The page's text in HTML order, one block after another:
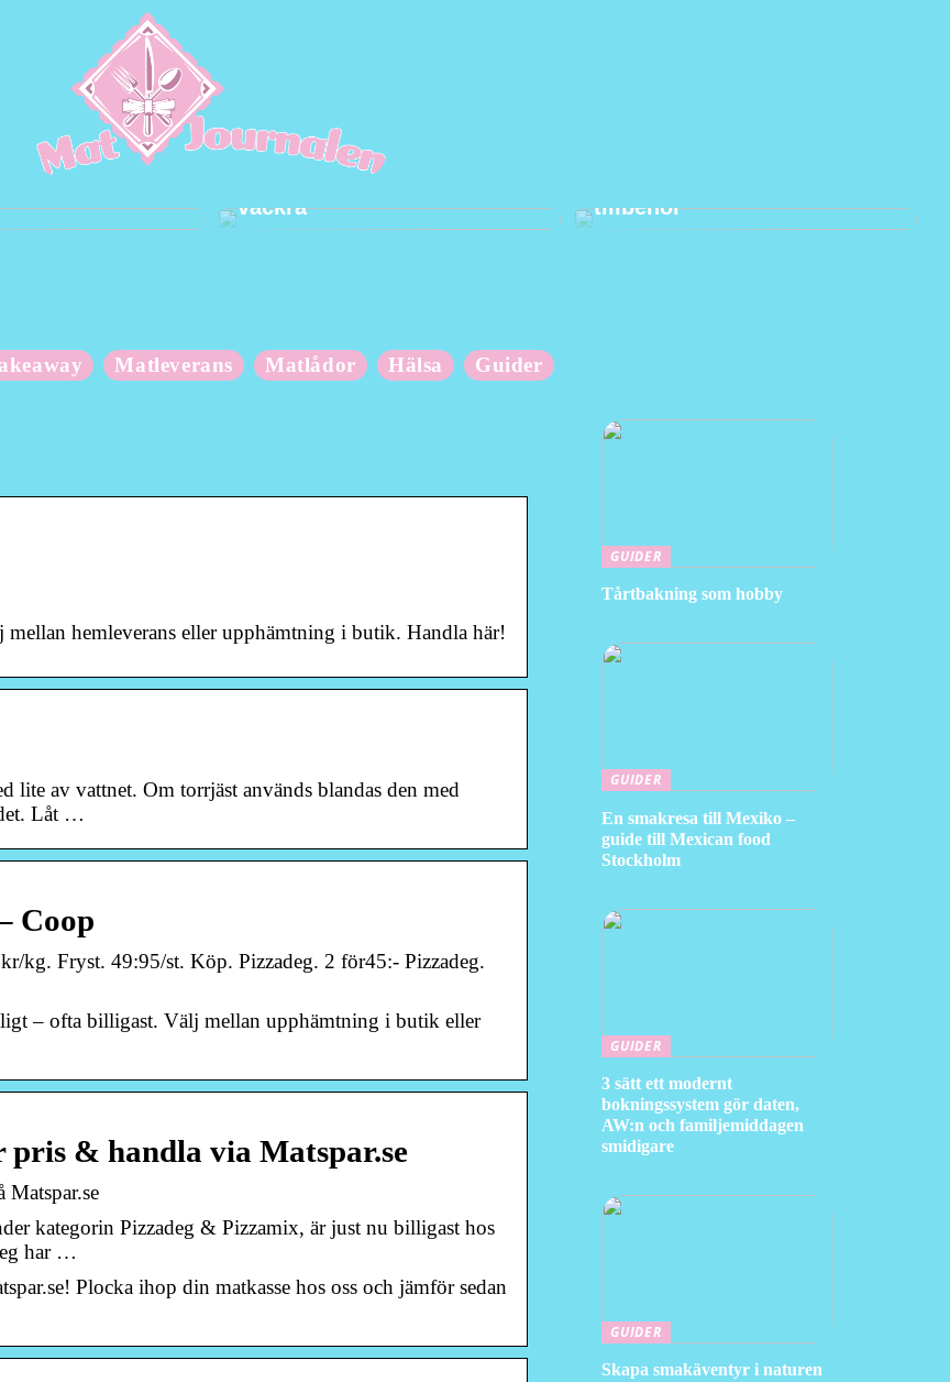
vackra
tillbehör
Matleverans Matlådor Hälsa Guider
hemleverans eller upphämtning i butik. Handla här!
lite av vattnet. Om torrjäst används blandas den med
Låt …
Coop
kg. Fryst. 49:95/st. Köp. Pizzadeg. 2 för45:- Pizzadeg.
– ofta billigast. Välj mellan upphämtning i butik eller
pris & handla via Matspar.se
Matspar.se
kategorin Pizzadeg & Pizzamix, är just nu billigast hos
har …
Plocka ihop din matkasse hos oss och jämför sedan
GUIDER
Tårtbakning som hobby
GUIDER
En smakresa till Mexiko –
guide till Mexican food
Stockholm
GUIDER
3 sätt ett modernt
bokningssystem gör daten,
AW:n och familjemiddagen
smidigare
GUIDER
Skapa smakäventyr i naturen